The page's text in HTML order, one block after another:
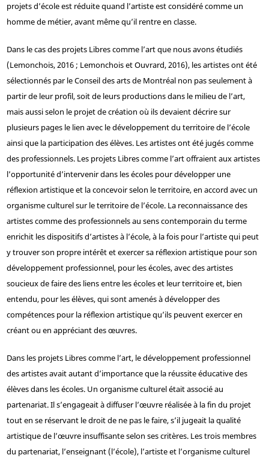
projets d’école est réduite quand l’artiste est considéré comme un
homme de métier, avant même qu’il rentre en classe.
Dans le cas des projets Libres comme l’art que nous avons étudiés
(Lemonchois, 2016 ; Lemonchois et Ouvrard, 2016), les artistes ont été
sélectionnés par le Conseil des arts de Montréal non pas seulement à
partir de leur profil, soit de leurs productions dans le milieu de l’art,
mais aussi selon le projet de création où ils devaient décrire sur
plusieurs pages le lien avec le développement du territoire de l’école
ainsi que la participation des élèves. Les artistes ont été jugés comme
des professionnels. Les projets Libres comme l’art offraient aux artistes
l’opportunité d’intervenir dans les écoles pour développer une
réflexion artistique et la concevoir selon le territoire, en accord avec un
organisme culturel sur le territoire de l’école. La reconnaissance des
artistes comme des professionnels au sens contemporain du terme
enrichit les dispositifs d’artistes à l’école, à la fois pour l’artiste qui peut
y trouver son propre intérêt et exercer sa réflexion artistique pour son
développement professionnel, pour les écoles, avec des artistes
soucieux de faire des liens entre les écoles et leur territoire et, bien
entendu, pour les élèves, qui sont amenés à développer des
compétences pour la réflexion artistique qu’ils peuvent exercer en
créant ou en appréciant des œuvres.
Dans les projets Libres comme l’art, le développement professionnel
des artistes avait autant d’importance que la réussite éducative des
élèves dans les écoles. Un organisme culturel était associé au
partenariat. Il s’engageait à diffuser l’œuvre réalisée à la fin du projet
tout en se réservant le droit de ne pas le faire, s’il jugeait la qualité
artistique de l’œuvre insuffisante selon ses critères. Les trois membres
du partenariat, l’enseignant (l’école), l’artiste et l’organisme culturel